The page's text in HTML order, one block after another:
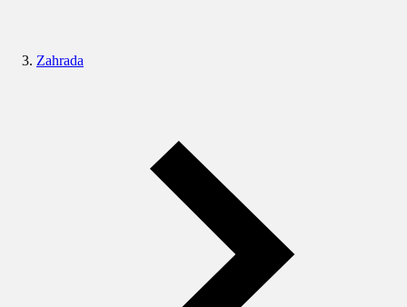
Zahrada